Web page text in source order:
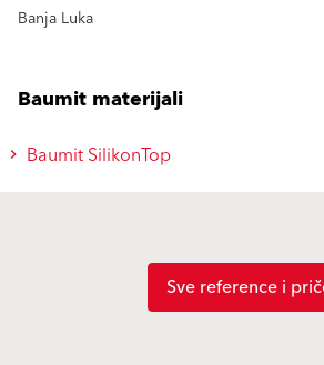
Banja Luka
Baumit materijali
Baumit SilikonTop
Sve reference i